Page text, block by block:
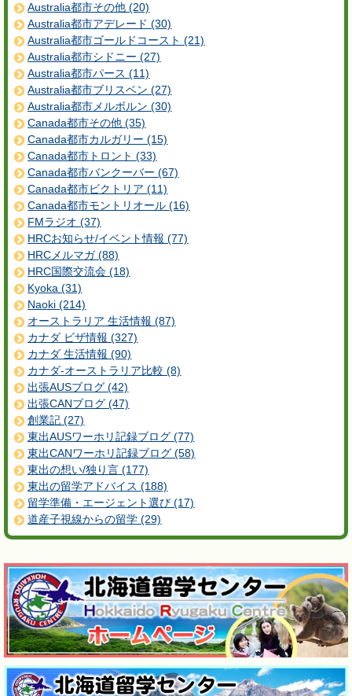
Australia都市その他 (20)
Australia都市アデレード (30)
Australia都市ゴールドコースト (21)
Australia都市シドニー (27)
Australia都市パース (11)
Australia都市ブリスベン (27)
Australia都市メルボルン (30)
Canada都市その他 (35)
Canada都市カルガリー (15)
Canada都市トロント (33)
Canada都市バンクーバー (67)
Canada都市ビクトリア (11)
Canada都市モントリオール (16)
FMラジオ (37)
HRCお知らせ/イベント情報 (77)
HRCメルマガ (88)
HRC国際交流会 (18)
Kyoka (31)
Naoki (214)
オーストラリア 生活情報 (87)
カナダ ビザ情報 (327)
カナダ 生活情報 (90)
カナダ-オーストラリア比較 (8)
出張AUSブログ (42)
出張CANブログ (47)
創業記 (27)
東出AUSワーホリ記録ブログ (77)
東出CANワーホリ記録ブログ (58)
東出の想い/独り言 (177)
東出の留学アドバイス (188)
留学準備・エージェント選び (17)
道産子視線からの留学 (29)